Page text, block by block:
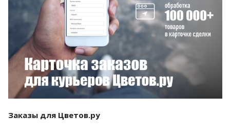
Смотреть проект
Заказы для Цветов.ру